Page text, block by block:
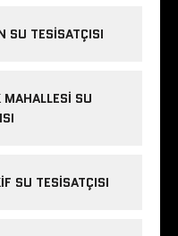
SU TESISATÇISI
MAHALLESI SU
SU TESISATÇISI